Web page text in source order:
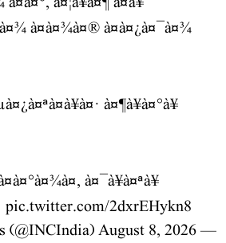
à¤à¤¾à¤® à¤à¤¿à¤¯à¤¾
à¤¶à¥à¤°à¥
à¤¯à¥à¤ªà¥
pic.twitter.com/2dxrEHykn8
— Congress (@INCIndia)
August 8, 2026